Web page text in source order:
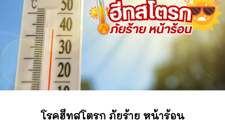
โรคฮีทสโตรก ภัยร้าย หน้าร้อน